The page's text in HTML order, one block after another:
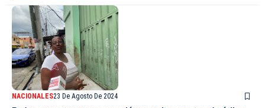
NACIONALES23 De Agosto De 2024